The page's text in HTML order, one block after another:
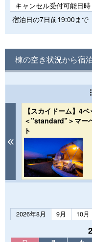
キャンセル受付可能日時
宿泊日の7日前19:00まで
棟の空き状況から宿
Previous
【スカイドーム】4
＜”standard”＞マー
ト
2026年8月
9月 10月